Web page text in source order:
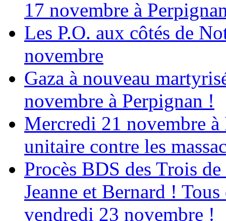
17 novembre à
Les P.O. aux côtés de
novembre
Gaza à nouveau
novembre à Perpignan !
Mercredi 21 novembre à
unitaire contre les
Procès BDS des Trois
Jeanne et Bernard !
vendredi 23 novembre !